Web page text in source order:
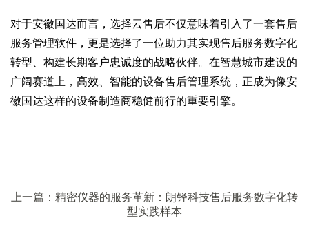
对于安徽国达而言，选择云售后不仅意味着引入了一套售后
服务管理软件，更是选择了一位助力其实现售后服务数字化
转型、构建长期客户忠诚度的战略伙伴。在智慧城市建设的
广阔赛道上，高效、智能的设备售后管理系统，正成为像安
徽国达这样的设备制造商稳健前行的重要引擎。
上一篇：精密仪器的服务革新：朗铎科技售后服务数字化转
型实践样本